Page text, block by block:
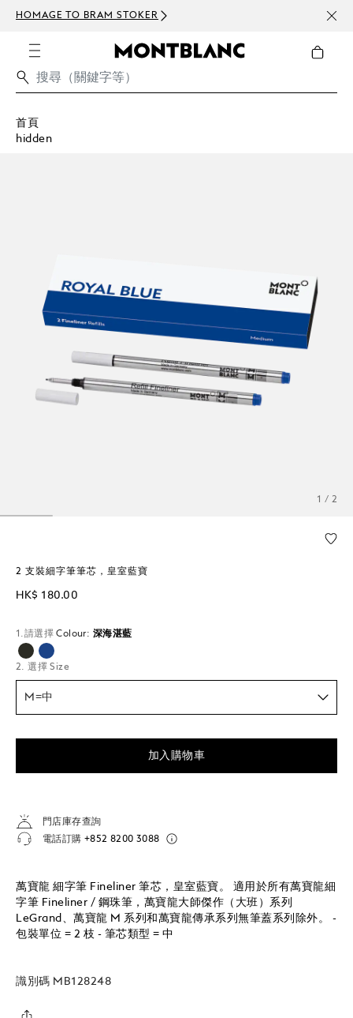
HOMAGE TO BRAM STOKER 訂閱
首頁
hidden
1 / 2
2 支裝細字筆筆芯，皇室藍寶
HK$ 180.00
1.請選擇Colour: 深海湛藍
已選擇
2. 選擇 Size
M=中
加入購物車
門店庫存查詢
電話訂購 +852 8200 3088
萬寶龍 細字筆 Fineliner 筆芯，皇室藍寶。 適用於所有萬寶龍細
字筆 Fineliner / 鋼珠筆，萬寶龍大師傑作（大班）系列
LeGrand、萬寶龍 M 系列和萬寶龍傳承系列無筆蓋系列除外。 -
包裝單位 = 2 枝 - 筆芯類型 = 中
識別碼 MB128248